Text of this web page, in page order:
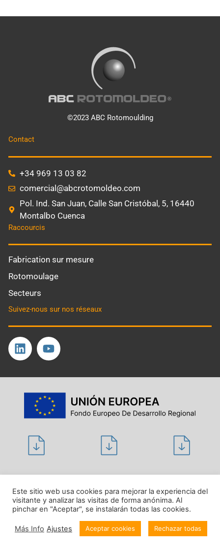
©2023 ABC Rotomoulding
Contact
+34 969 13 03 82
comercial@abcrotomoldeo.com
Pol. Ind. San Juan, Calle San Cristóbal, 5, 16440
Montalbo Cuenca
Raccourcis
Fabrication sur mesure
Rotomoulage
Secteurs
Suivez-nous sur nos réseaux
Avis juridique
Politique en matière de cookies
Este sitio web usa cookies para mejorar la experiencia del
visitante y analizar las visitas de forma anónima. Al
pinchar en "Aceptar", se instalarán todas las cookies.
Más Info Ajustes Aceptar cookies Rechazar todas